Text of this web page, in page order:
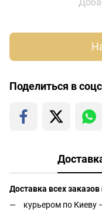
Поделиться в
Доставка всех
курьером по Киеву